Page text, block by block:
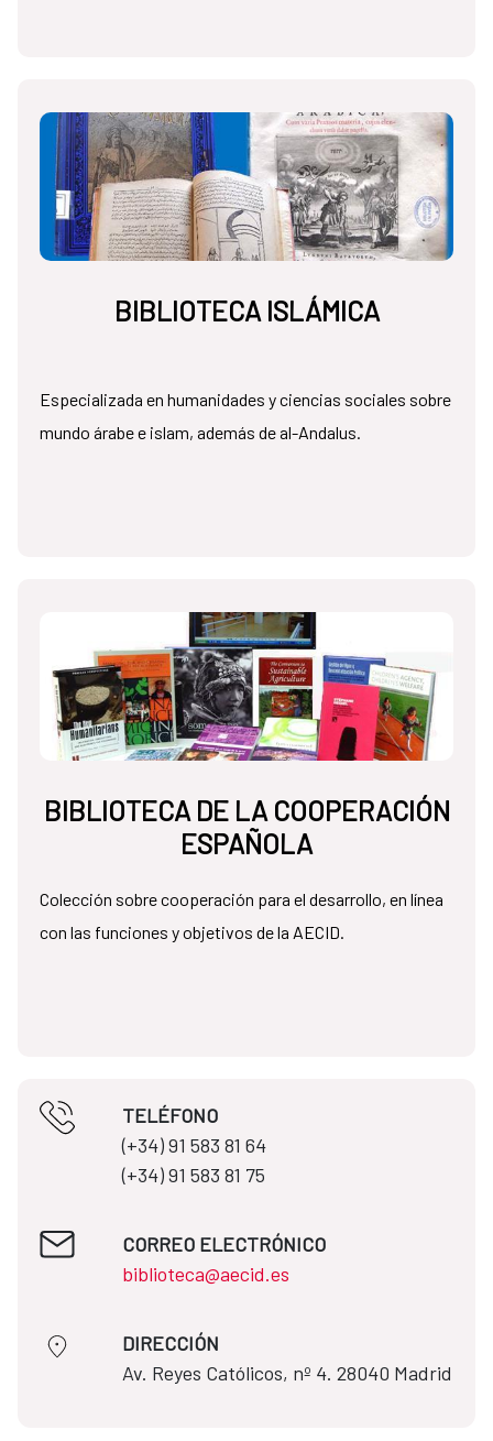
BIBLIOTECA ISLÁMICA
Especializada en humanidades y ciencias sociales sobre
mundo árabe e islam, además de al-Andalus.
BIBLIOTECA DE LA COOPERACIÓN
ESPAÑOLA
Colección sobre cooperación para el desarrollo, en línea
con las funciones y objetivos de la AECID.
TELÉFONO
(+34) 91 583 81 64​​
(+34) 91 583 81 75
CORREO ELECTRÓNICO
biblioteca@aecid.es
DIRECCIÓN
​​​​​​​Av. Reyes Católicos, nº 4. 28040 Madrid